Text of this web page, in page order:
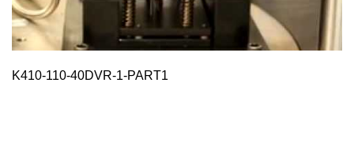
K410-110-40DVR-1-PART1